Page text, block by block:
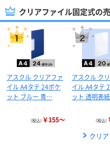
クリアファイル固定式の
アスクル クリアファ
イル A4タテ 24ポケ
ット ブルー 青…
（税込） ￥155～
アスクル ク
イル A4タテ
ット 透明表
（税込）
クリ